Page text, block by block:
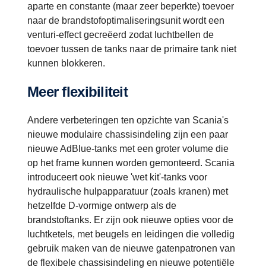
aparte en constante (maar zeer beperkte) toevoer
naar de brandstofoptimaliseringsunit wordt een
venturi-effect gecreëerd zodat luchtbellen de
toevoer tussen de tanks naar de primaire tank niet
kunnen blokkeren.
Meer flexibiliteit
Andere verbeteringen ten opzichte van Scania's
nieuwe modulaire chassisindeling zijn een paar
nieuwe AdBlue-tanks met een groter volume die
op het frame kunnen worden gemonteerd. Scania
introduceert ook nieuwe 'wet kit'-tanks voor
hydraulische hulpapparatuur (zoals kranen) met
hetzelfde D-vormige ontwerp als de
brandstoftanks. Er zijn ook nieuwe opties voor de
luchtketels, met beugels en leidingen die volledig
gebruik maken van de nieuwe gatenpatronen van
de flexibele chassisindeling en nieuwe potentiële